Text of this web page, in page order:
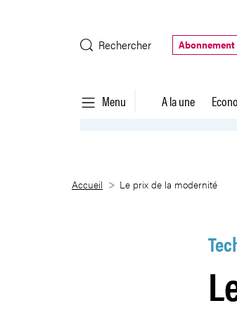
Rechercher
Menu A la une
Le prix de la modernité
Accueil Le prix de la modernité